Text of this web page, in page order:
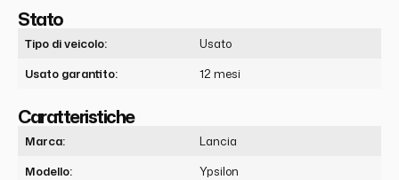
Stato
Tipo di veicolo:
Usato
Usato garantito:
12 mesi
Caratteristiche
Marca:
Lancia
Modello:
Ypsilon